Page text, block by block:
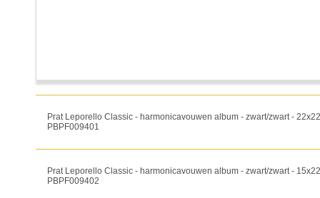
Prat Leporello Classic - harmonicavouwen album - zwart/zwart -
PBPF009401
Prat Leporello Classic - harmonicavouwen album - zwart/zwart -
PBPF009402